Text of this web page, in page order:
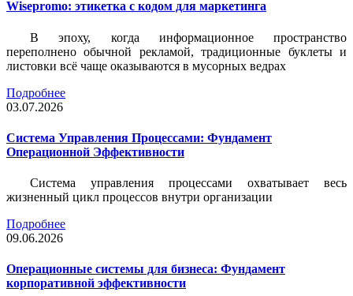
Wisepromo: этикетка c кодом для маркетинга
В эпоху, когда информационное пространство
переполнено обычной рекламой, традиционные буклеты и
листовки всё чаще оказываются в мусорных ведрах
Подробнее
03.07.2026
Система Управления Процессами: Фундамент
Операционной Эффективности
Система управления процессами охватывает весь
жизненный цикл процессов внутри организации
Подробнее
09.06.2026
Операционные системы для бизнеса: Фундамент
корпоративной эффективности